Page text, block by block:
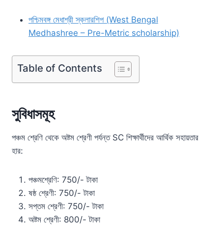
পশ্চিমবঙ্গ মেধাশ্রী স্কলারশিপ (West Bengal
Medhashree – Pre-Metric scholarship)
Table of Contents
সুবিধাসমূহ
পঞ্চম শ্রেণি থেকে অষ্টম শ্রেণী পর্যন্ত SC শিক্ষার্থীদের আর্থিক সহায়তার
হার:
পঞ্চমশ্রেণি: 750/- টাকা
ষষ্ঠ শ্রেণী: 750/- টাকা
সপ্তম শ্রেণী: 750/- টাকা
অষ্টম শ্রেণী: 800/- টাকা